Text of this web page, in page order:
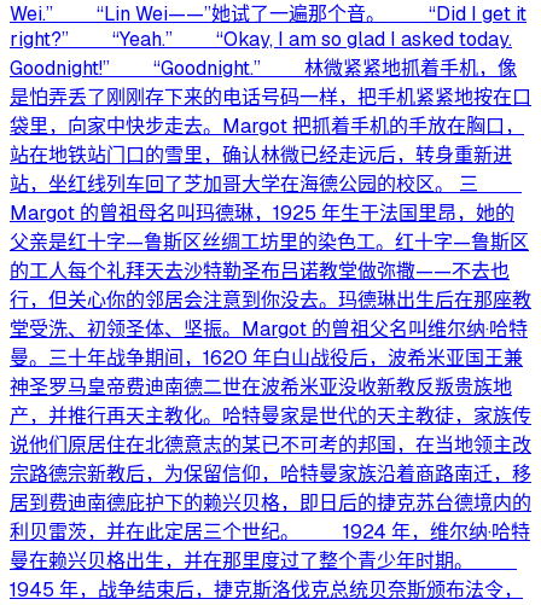
Wei.” “Lin Wei——”她试了一遍那个音。 “Did I get it
right?” “Yeah.” “Okay, I am so glad I asked today.
Goodnight!” “Goodnight.” 林微紧紧地抓着手机，像
是怕弄丢了刚刚存下来的电话号码一样，把手机紧紧地按在口
袋里，向家中快步走去。Margot 把抓着手机的手放在胸口，
站在地铁站门口的雪里，确认林微已经走远后，转身重新进
站，坐红线列车回了芝加哥大学在海德公园的校区。 三
Margot 的曾祖母名叫玛德琳，1925 年生于法国里昂，她的
父亲是红十字—鲁斯区丝绸工坊里的染色工。红十字—鲁斯区
的工人每个礼拜天去沙特勒圣布吕诺教堂做弥撒——不去也
行，但关心你的邻居会注意到你没去。玛德琳出生后在那座教
堂受洗、初领圣体、坚振。Margot 的曾祖父名叫维尔纳·哈特
曼。三十年战争期间，1620 年白山战役后，波希米亚国王兼
神圣罗马皇帝费迪南德二世在波希米亚没收新教反叛贵族地
产，并推行再天主教化。哈特曼家是世代的天主教徒，家族传
说他们原居住在北德意志的某已不可考的邦国，在当地领主改
宗路德宗新教后，为保留信仰，哈特曼家族沿着商路南迁，移
居到费迪南德庇护下的赖兴贝格，即日后的捷克苏台德境内的
利贝雷茨，并在此定居三个世纪。 1924 年，维尔纳·哈特
曼在赖兴贝格出生，并在那里度过了整个青少年时期。
1945 年，战争结束后，捷克斯洛伐克总统贝奈斯颁布法令，